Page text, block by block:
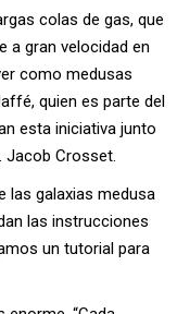
colas de gas, que
a gran velocidad en
como medusas
quien es parte del
esta iniciativa junto
Jacob Crosset.
las galaxias medusa
las instrucciones
un tutorial para